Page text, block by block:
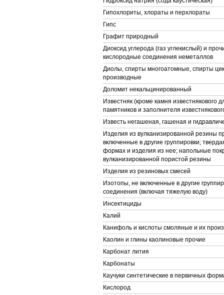
Гипохлориты, хлораты и перхлораты
Гипс
Графит природный
Диоксид углерода (газ углекислый) и
кислородные соединения неметаллов
Диолы, спирты многоатомные, спирты
производные
Доломит некальцинированный
Известняк (кроме камня известнякового
памятников и заполнителя
Известь негашеная, гашеная и
Изделия из вулканизированной резины
включенные в другие группировки;
формах и изделия из нее; напольные
вулканизированной пористой резины
Изделия из резиновых смесей
Изотопы, не включенные в другие
соединения (включая тяжелую воду)
Инсектициды
Калий
Канифоль и кислоты смоляные и их
Каолин и глины каолиновые прочие
Карбонат лития
Карбонаты
Каучуки синтетические в первичных
Кислород